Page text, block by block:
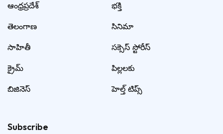
ఆంధ్రప్రదేశ్
తెలంగాణ
సాహితీ
క్రైమ్
బిజినెస్
భక్తి
సినిమా
సక్సెస్ స్టోరీస్
పిల్లలకు
హెల్త్ టిప్స్
Subscribe